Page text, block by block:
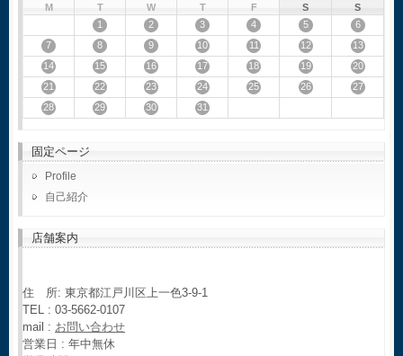
M
T W T F S
S
1
2 3 4 5
6
7
8 9 10 11 12
13
14
15 16 17 18 19
20
21
22 23 24 25 26
27
28
29 30 31
固定ページ
Profile
自己紹介
店舗案内
住 所: 東京都江戸川区上一色3-9-1
TEL : 03-5662-0107
mail : お問い合わせ
営業日 : 年中無休